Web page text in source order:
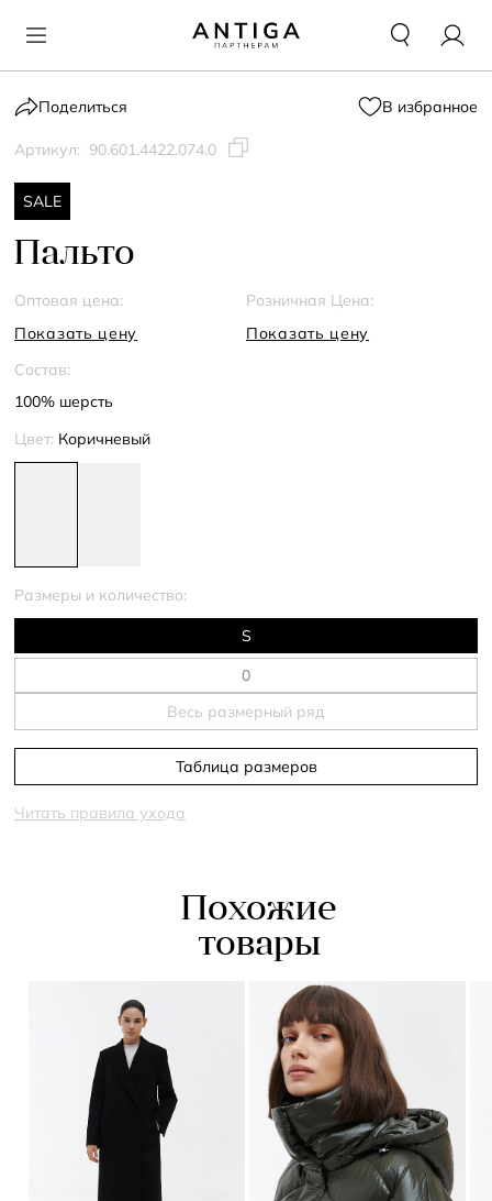
Поделиться В избранное
Артикул: 90.601.4422.074.0
SALE
Пальто
Оптовая цена:
Показать цену
Розничная Цена:
Показать цену
Состав:
100% шерсть
Цвет: Коричневый
Размеры и количество:
S
Весь размерный ряд
Таблица размеров
Читать правила ухода
Похожие
товары